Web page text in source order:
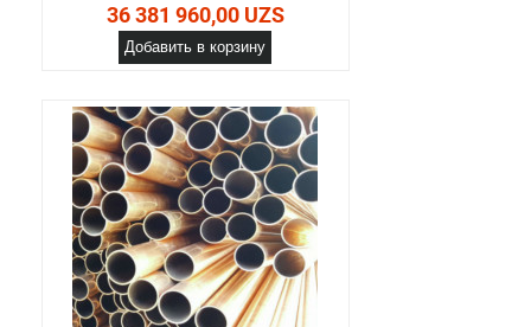
36 381 960,00 UZS
Добавить в корзину